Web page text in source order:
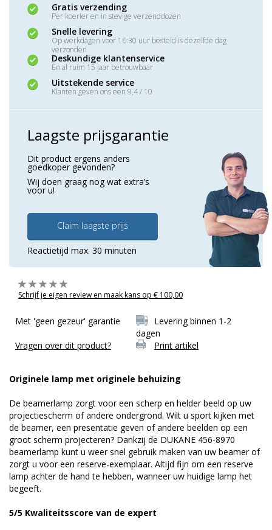
Gratis verzending
Per koerier en in stevige verzenddozen
Snelle levering
Op werkdagen voor 16:30 uur besteld is dezelfde dag
verzonden
Deskundige klantenservice
En al ruim 15 jaar betrouwbaar
Uitstekende service
Klanten geven ons een 9,4 / 10
Laagste prijsgarantie
Dit product ergens anders
goedkoper gevonden?
Wij doen graag nog wat extra’s
voor u!
Claim laagste prijs
Reactietijd max. 30 minuten
Schrijf je eigen review en maak kans op € 100,00
Met 'geen gezeur' garantie
Levering binnen 1-2
dagen
Vragen over dit product?
Print artikel
Originele lamp met originele behuizing
De beamerlamp zorgt voor een scherp en helder beeld op uw
projectiescherm of andere ondergrond. Wilt u sport kijken met
de beamer, een presentatie geven of andere beelden op een
groot scherm projecteren? Dankzij de DUKANE 456-8970
beamerlamp kunt u weer snel gebruik maken van uw beamer of
zorgt u voor een reserve-exemplaar. Altijd fijn om een reserve
lamp achter de hand te hebben, wanneer uw huidige lamp het
begeeft.
5/5 Kwaliteitsscore van de expert